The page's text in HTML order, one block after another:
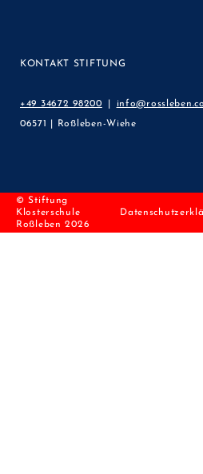
KONTAKT STIFTUNG
+49 34672 98200
06571 | Roßleben-Wiehe
© Stiftung
Klosterschule
Roßleben 2026